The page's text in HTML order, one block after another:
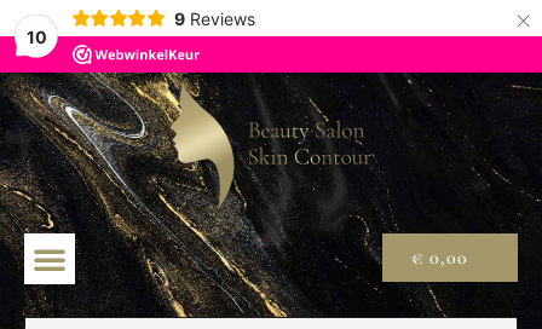
10
9 Reviews ×
€ 0,00